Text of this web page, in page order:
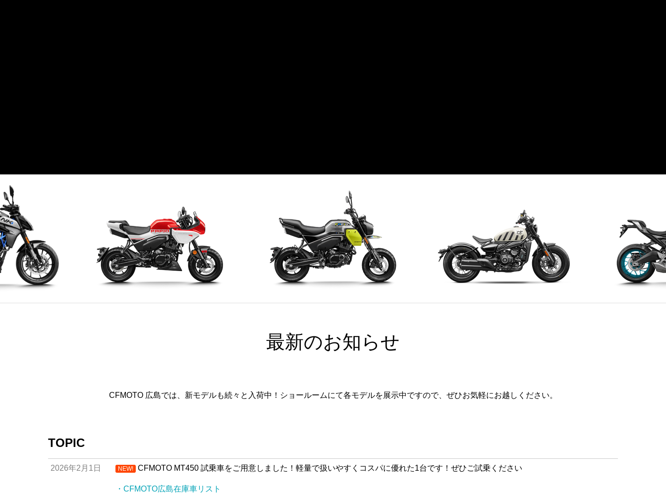
最新のお知らせ
CFMOTO 広島では、新モデルも続々と入荷中！ショールームにて各モデルを展示中ですので、ぜひお気軽にお越しください。
TOPIC
2026年2月1日 NEW! CFMOTO MT450 試乗車をご用意しました！軽量で扱いやすくコスパに優れた1台です！ぜひご試乗ください
・CFMOTO広島在庫車リスト